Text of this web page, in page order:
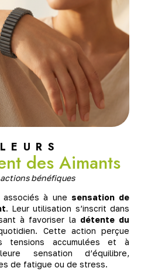
des Aimants
bénéfiques
à une sensation de
. Leur utilisation s’inscrit dans
à favoriser la détente du
Cette action perçue
tensions accumulées et à
sensation d’équilibre,
de fatigue ou de stress.